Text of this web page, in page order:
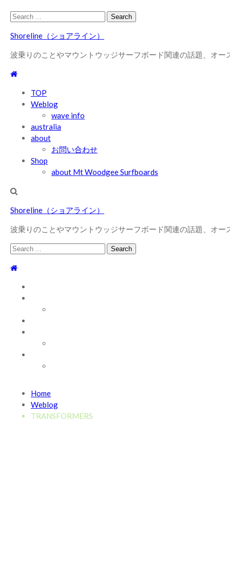
Skip
navigation
Skip
content
Search
Shoreline（ショアライン）
波乗りのことやマウントウッジサーフボード関連の話題、オー
TOP
Weblog
wave info
australia
about
お問い合わせ
Shop
about Mt Woodgee Surfboards
Shoreline（ショアライン）
波乗りのことやマウントウッジサーフボード関連の話題、オー
Search
2026/7/28 御前崎方面 よれ入ったダンパー多め
2026/6/4 静波 風弱く見た目よりできました
Home
Weblog
TRANSFORMERS